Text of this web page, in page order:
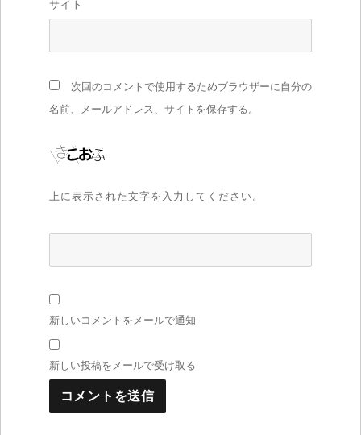
サイト
次回のコメントで使用するためブラウザーに自分の
名前、メールアドレス、サイトを保存する。
上に表示された文字を入力してください。
新しいコメントをメールで通知
新しい投稿をメールで受け取る